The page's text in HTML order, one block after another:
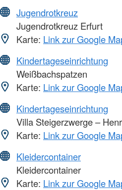
Jugendrotkreuz
Jugendrotkreuz Erfurt
Karte: Link zur Google
Kindertageseinrichtung
Weißbachspatzen
Karte: Link zur Google
Kindertageseinrichtung
Villa Steigerzwerge –
Karte: Link zur Google
Kleidercontainer
Kleidercontainer
Karte: Link zur Google